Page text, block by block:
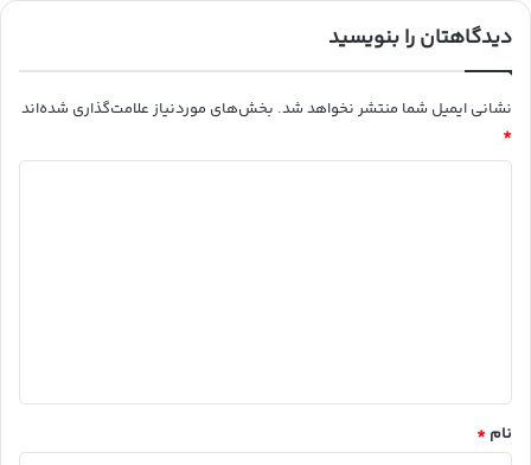
دیدگاهتان را بنویسید
نشانی ایمیل شما منتشر نخواهد شد. بخش‌های موردنیاز علامت‌گذاری شده‌اند
*
نام *